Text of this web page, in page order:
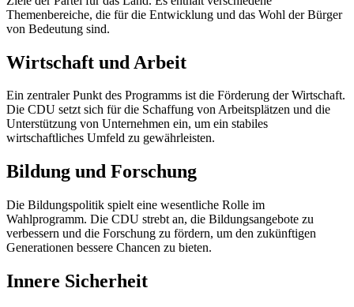
Themenbereiche, die für die Entwicklung und das Wohl der Bürger
von Bedeutung sind.
Wirtschaft und Arbeit
Ein zentraler Punkt des Programms ist die Förderung der Wirtschaft.
Die CDU setzt sich für die Schaffung von Arbeitsplätzen und die
Unterstützung von Unternehmen ein, um ein stabiles
wirtschaftliches Umfeld zu gewährleisten.
Bildung und Forschung
Die Bildungspolitik spielt eine wesentliche Rolle im
Wahlprogramm. Die CDU strebt an, die Bildungsangebote zu
verbessern und die Forschung zu fördern, um den zukünftigen
Generationen bessere Chancen zu bieten.
Innere Sicherheit